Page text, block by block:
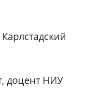
доцент НИУ